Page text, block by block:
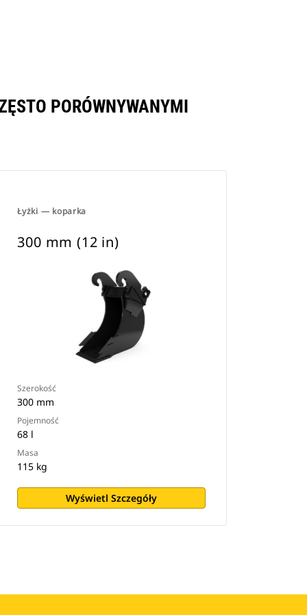
PORÓWNYWANYMI
Łyżki — koparka
300 mm (12 in)
Szerokość
300 mm
Pojemność
68 l
Masa
115 kg
Wyświetl Szczegóły